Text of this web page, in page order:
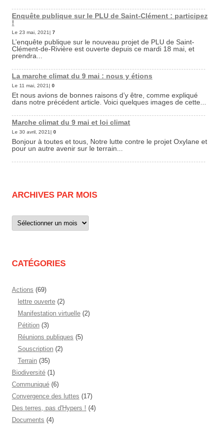
Enquête publique sur le PLU de Saint-Clément : participez
!
Le 23 mai, 2021| 7
L’enquête publique sur le nouveau projet de PLU de Saint-
Clément-de-Rivière est ouverte depuis ce mardi 18 mai, et
prendra...
La marche climat du 9 mai : nous y étions
Le 11 mai, 2021| 0
Et nous avions de bonnes raisons d’y être, comme expliqué
dans notre précédent article. Voici quelques images de cette...
Marche climat du 9 mai et loi climat
Le 30 avril, 2021| 0
Bonjour à toutes et tous, Notre lutte contre le projet Oxylane et
pour un autre avenir sur le terrain...
ARCHIVES PAR MOIS
Archives
par
CATÉGORIES
Actions (69)
lettre ouverte (2)
Manifestation virtuelle (2)
Pétition (3)
Réunions publiques (5)
Souscription (2)
Terrain (35)
Biodiversité (1)
Communiqué (6)
Convergence des luttes (17)
Des terres, pas d'Hypers ! (4)
Documents (4)